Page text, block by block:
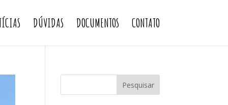
DÚVIDAS DOCUMENTOS CONTATO
Pesquisar